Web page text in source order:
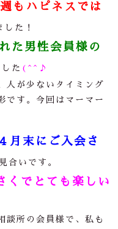
もハピネスでは
した！
た男性会員様の
た (^^♪
人が少ないタイミング
です。今回はマーマー
月末にご入会さ
合いです。
くでとても楽しい
談所の会員様で、私も